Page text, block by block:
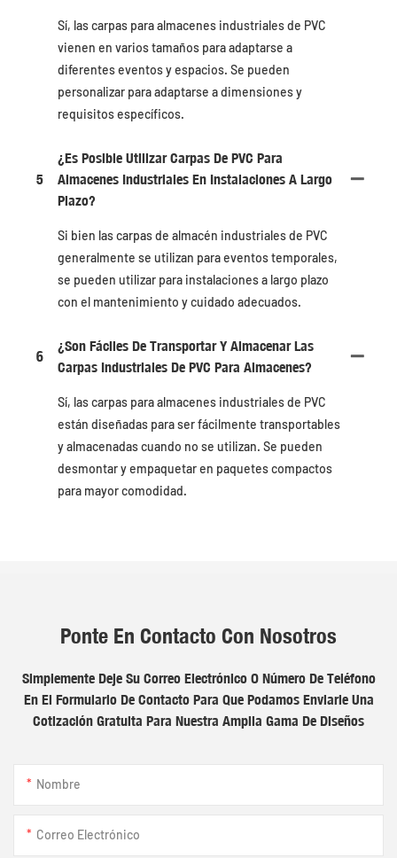
Sí, las carpas para almacenes industriales de PVC
vienen en varios tamaños para adaptarse a
diferentes eventos y espacios. Se pueden
personalizar para adaptarse a dimensiones y
requisitos específicos.
5
¿Es Posible Utilizar Carpas De PVC Para
Almacenes Industriales En Instalaciones A Largo
Plazo?
Si bien las carpas de almacén industriales de PVC
generalmente se utilizan para eventos temporales,
se pueden utilizar para instalaciones a largo plazo
con el mantenimiento y cuidado adecuados.
6
¿Son Fáciles De Transportar Y Almacenar Las
Carpas Industriales De PVC Para Almacenes?
Sí, las carpas para almacenes industriales de PVC
están diseñadas para ser fácilmente transportables
y almacenadas cuando no se utilizan. Se pueden
desmontar y empaquetar en paquetes compactos
para mayor comodidad.
Ponte En Contacto Con Nosotros
Simplemente Deje Su Correo Electrónico O Número De Teléfono
En El Formulario De Contacto Para Que Podamos Enviarle Una
Cotización Gratuita Para Nuestra Amplia Gama De Diseños
Nombre
Correo Electrónico